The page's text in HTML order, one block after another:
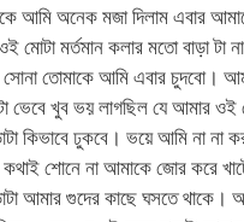
আমি অনেক মজা দিলাম এবার
মোটা মর্তমান কলার মতো বাড়া টা
তোমাকে আমি এবার চুদবো।
ভেবে খুব ভয় লাগছিল যে আমার
কিভাবে ঢুকবে। ভয়ে আমি না না
শোনে না আমাকে জোর করে
আমার গুদের কাছে ঘসতে থাকে।